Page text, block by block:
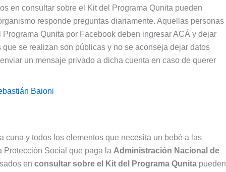
en consultar sobre el Kit del Programa Qunita pueden
responde preguntas diariamente. Aquellas personas
Qunita por Facebook deben ingresar ACÁ y dejar
se realizan son públicas y no se aconseja dejar datos
un mensaje privado a dicha cuenta en caso de querer
Baioni
cuna y todos los elementos que necesita un bebé a las
Protección Social que paga la Administración Nacional de
en consultar sobre el Kit del Programa Qunita pueden